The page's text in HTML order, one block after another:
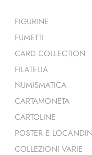
FIGURINE
FUMETTI
CARD COLLECTION
FILATELIA
NUMISMATICA
CARTAMONETA
CARTOLINE
POSTER E
COLLEZIONI VARIE